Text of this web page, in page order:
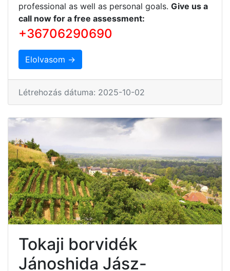
professional as well as personal goals. Give us a
call now for a free assessment:
+36706290690
Elolvasom →
Létrehozás dátuma: 2025-10-02
Tokaji borvidék
Jánoshida Jász-